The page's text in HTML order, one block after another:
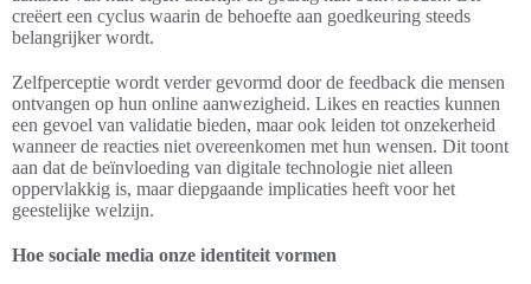
creëert een cyclus waarin de behoefte aan goedkeuring steeds
belangrijker wordt.
Zelfperceptie wordt verder gevormd door de feedback die mensen
ontvangen op hun online aanwezigheid. Likes en reacties kunnen
een gevoel van validatie bieden, maar ook leiden tot onzekerheid
wanneer de reacties niet overeenkomen met hun wensen. Dit toont
aan dat de beïnvloeding van digitale technologie niet alleen
oppervlakkig is, maar diepgaande implicaties heeft voor het
geestelijke welzijn.
Hoe sociale media onze identiteit vormen